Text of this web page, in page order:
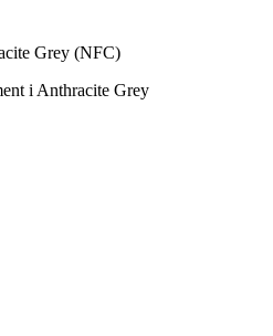
Grey (NFC)
i Anthracite Grey